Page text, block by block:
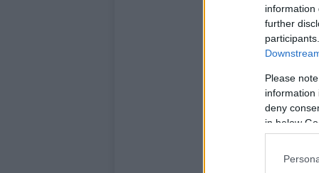
information
further
Please
information
deny
in below